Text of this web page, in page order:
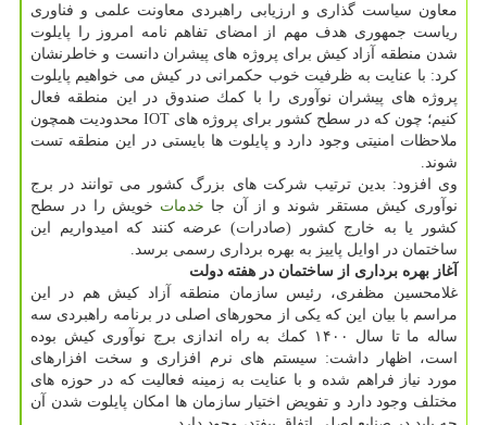
معاون سیاست گذاری و ارزیابی راهبردی معاونت علمی و فناوری
ریاست جمهوری هدف مهم از امضای تفاهم نامه امروز را پایلوت
شدن منطقه آزاد كیش برای پروژه های پیشران دانست و خاطرنشان
كرد: با عنایت به ظرفیت خوب حكمرانی در كیش می خواهیم پایلوت
پروژه های پیشران نوآوری را با كمك صندوق در این منطقه فعال
كنیم؛ چون كه در سطح كشور برای پروژه های IOT محدودیت همچون
ملاحظات امنیتی وجود دارد و پایلوت ها بایستی در این منطقه تست
شوند.
وی افزود: بدین ترتیب شركت های بزرگ كشور می توانند در برج
نوآوری كیش مستقر شوند و از آن جا خدمات خویش را در سطح
كشور یا به خارج كشور (صادرات) عرضه كنند كه امیدواریم این
ساختمان در اوایل پاییز به بهره برداری رسمی برسد.
آغاز بهره برداری از ساختمان در هفته دولت
غلامحسین مظفری، رئیس سازمان منطقه آزاد كیش هم در این
مراسم با بیان این كه یكی از محورهای اصلی در برنامه راهبردی سه
ساله ما تا سال ۱۴۰۰ كمك به راه اندازی برج نوآوری كیش بوده
است، اظهار داشت: سیستم های نرم افزاری و سخت افزارهای
مورد نیاز فراهم شده و با عنایت به زمینه فعالیت كه در حوزه های
مختلف وجود دارد و تفویض اختیار سازمان ها امكان پایلوت شدن آن